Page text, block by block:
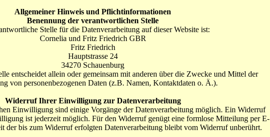
Allgemeiner Hinweis und Pflichtinformationen
Benennung der verantwortlichen Stelle
Stelle für die Datenverarbeitung auf dieser Website ist:
Cornelia und Fritz Friedrich GBR
Fritz Friedrich
Hauptstrasse 24
34270 Schauenburg
entscheidet allein oder gemeinsam mit anderen über die Zwecke und Mittel der
von personenbezogenen Daten (z.B. Namen, Kontaktdaten o. Ä.).
Widerruf Ihrer Einwilligung zur Datenverarbeitung
Einwilligung sind einige Vorgänge der Datenverarbeitung möglich. Ein Widerruf
ist jederzeit möglich. Für den Widerruf genügt eine formlose Mitteilung per E-
der bis zum Widerruf erfolgten Datenverarbeitung bleibt vom Widerruf unberührt.